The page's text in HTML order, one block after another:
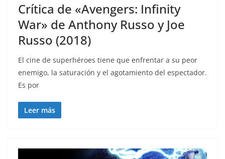
Crítica de «Avengers: Infinity
War» de Anthony Russo y Joe
Russo (2018)
El cine de superhéroes tiene que enfrentar a su peor
enemigo, la saturación y el agotamiento del espectador.
Es por
Leer más